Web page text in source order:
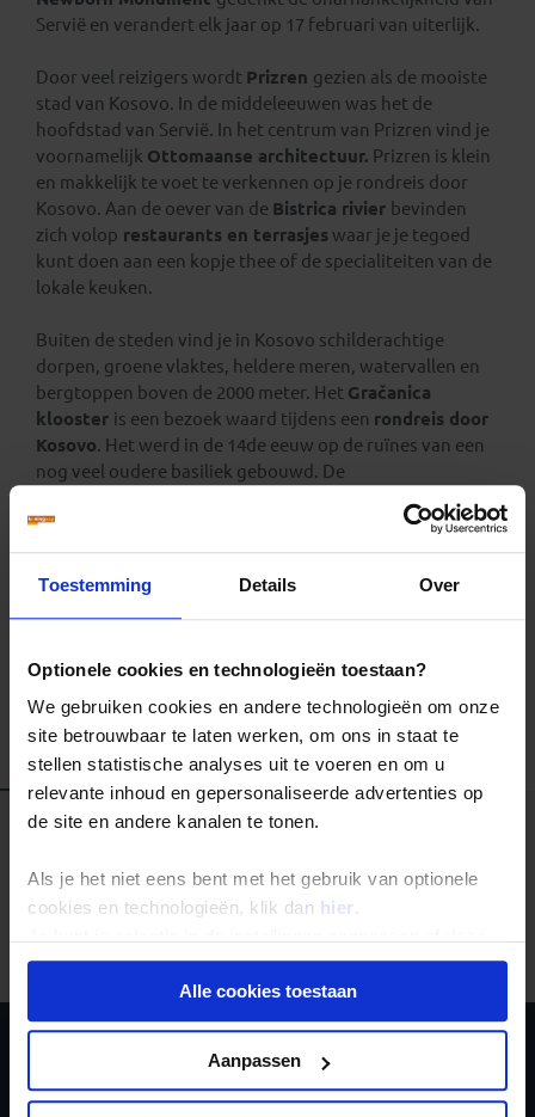
Toestemming Details Over
Optionele cookies en technologieën toestaan?
We gebruiken cookies en andere technologieën om onze
site betrouwbaar te laten werken, om ons in staat te
stellen statistische analyses uit te voeren en om u
relevante inhoud en gepersonaliseerde advertenties op
de site en andere kanalen te tonen.
Als je het niet eens bent met het gebruik van optionele
cookies en technologieën, klik dan hier .
onder aan de pagina op elk gewenst moment voor de
toekomst wijzigen.Alle cookies toestaan
Aanpassen
Servië en verandert elk jaar op 17 februari van uiterlijk.
Door veel reizigers wordt Prizren gezien als de mooiste
stad van Kosovo. In de middeleeuwen was het de
hoofdstad van Servië. In het centrum van Prizren vind je
voornamelijk Ottomaanse architectuur. Prizren is klein
en makkelijk te voet te verkennen op je rondreis door
Kosovo. Aan de oever van de Bistrica rivier bevinden
zich volop restaurants en terrasjeswaar je je tegoed
kunt doen aan een kopje thee of de specialiteiten van de
lokale keuken.
Buiten de steden vind je in Kosovo schilderachtige
dorpen, groene vlaktes, heldere meren, watervallen en
bergtoppen boven de 2000 meter. Het Gračanica
klooster is een bezoek waard tijdens een rondreis door
Kosovo. Het werd in de 14de eeuw op de ruïnes van een
nog veel oudere basiliek gebouwd. De
als de beste van hun tijdperk beschouwd. Sinds 2006
staat het klooster op deUNESCO Werelderfgoedlijst.
Alle reizen Groepsreizen Landinformatie
Er is een fout voorgevallen bij het ophalen van de
Ja, ik meld me aan